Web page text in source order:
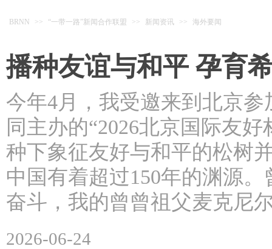
BRNN >> “一带一路”新闻合作联盟 >> 新闻资讯 >> 海外要闻
播种友谊与和平 孕育
今年4月，我受邀来到北京
同主办的“2026北京国际友
种下象征友好与和平的松树
中国有着超过150年的渊源
奋斗，我的曾曾祖父麦克尼
2026-06-24